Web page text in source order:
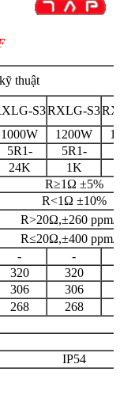
thuật
S3RXLG-S3
1000W 1200W
5R1- 5R1-
24K 1K
R≥1Ω ±5%
R<1Ω ±10%
R>20Ω,±260
R≤20Ω,±400
- -
320 320
306 306
268 268
IP54